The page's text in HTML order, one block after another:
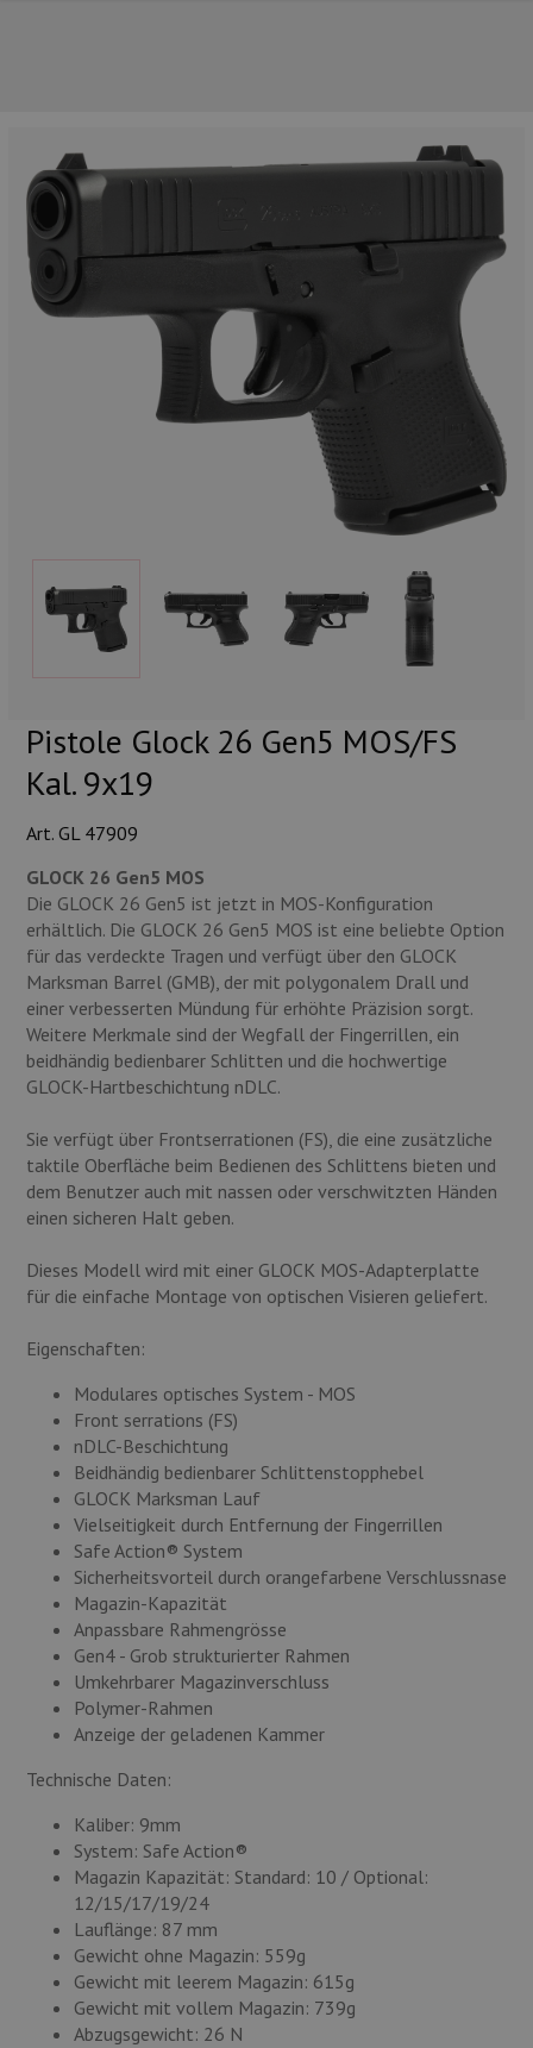
Pistole Glock 26 Gen5 MOS/FS
Kal. 9x19
Art. GL 47909
GLOCK 26 Gen5 MOS
Die GLOCK 26 Gen5 ist jetzt in MOS-Konfiguration
erhältlich. Die GLOCK 26 Gen5 MOS ist eine beliebte Option
für das verdeckte Tragen und verfügt über den GLOCK
Marksman Barrel (GMB), der mit polygonalem Drall und
einer verbesserten Mündung für erhöhte Präzision sorgt.
Weitere Merkmale sind der Wegfall der Fingerrillen, ein
beidhändig bedienbarer Schlitten und die hochwertige
GLOCK-Hartbeschichtung nDLC.
Sie verfügt über Frontserrationen (FS), die eine zusätzliche
taktile Oberfläche beim Bedienen des Schlittens bieten und
dem Benutzer auch mit nassen oder verschwitzten Händen
einen sicheren Halt geben.
Dieses Modell wird mit einer GLOCK MOS-Adapterplatte
für die einfache Montage von optischen Visieren geliefert.
Eigenschaften:
Modulares optisches System - MOS
Front serrations (FS)
nDLC-Beschichtung
Beidhändig bedienbarer Schlittenstopphebel
GLOCK Marksman Lauf
Vielseitigkeit durch Entfernung der Fingerrillen
Safe Action® System
Sicherheitsvorteil durch orangefarbene Verschlussnase
Magazin-Kapazität
Anpassbare Rahmengrösse
Gen4 - Grob strukturierter Rahmen
Umkehrbarer Magazinverschluss
Polymer-Rahmen
Anzeige der geladenen Kammer
Technische Daten:
Kaliber: 9mm
System: Safe Action®
Magazin Kapazität: Standard: 10 / Optional:
12/15/17/19/24
Lauflänge: 87 mm
Gewicht ohne Magazin: 559g
Gewicht mit leerem Magazin: 615g
Gewicht mit vollem Magazin: 739g
Abzugsgewicht: 26 N
UNSERE TOP-MARKEN
Munition
Waffen